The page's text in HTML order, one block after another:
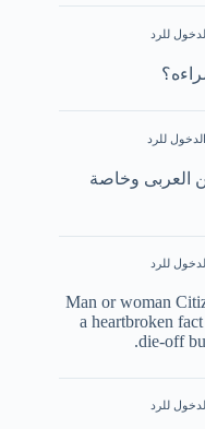
للرد
للرد
العربى وخاصة
للرد
Man or woman
a heartbroken
die-off
للرد